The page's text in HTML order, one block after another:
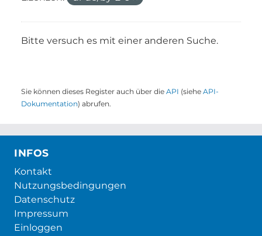
Bitte versuch es mit einer anderen Suche.
Sie können dieses Register auch über die API (siehe API-
Dokumentation) abrufen.
INFOS
Kontakt
Nutzungsbedingungen
Datenschutz
Impressum
Einloggen